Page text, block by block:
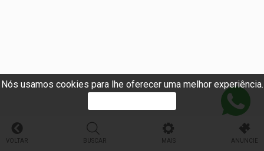
Nós usamos cookies para lhe oferecer uma melhor experiência.
VOLTAR BUSCAR MAIS ANUNCIE